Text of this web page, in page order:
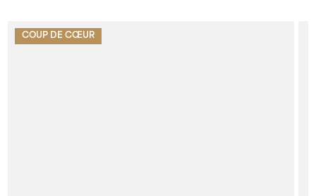
COUP DE CŒUR